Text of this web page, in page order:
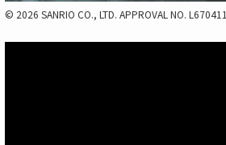
© 2026 SANRIO CO., LTD. APPROVAL NO. L670411